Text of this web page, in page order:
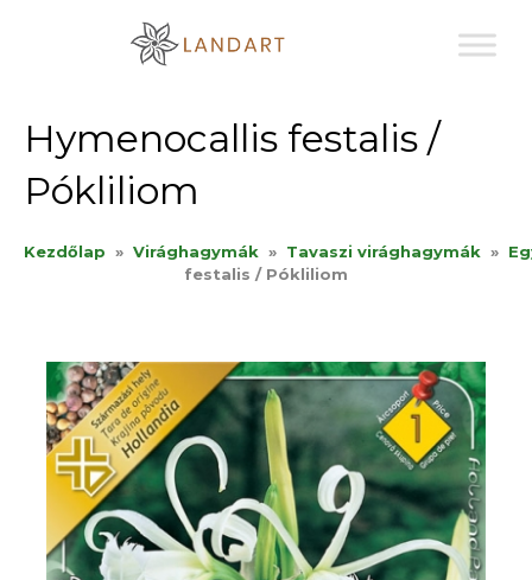
Hymenocallis festalis /
Pókliliom
Kezdőlap » Virághagymák » Tavaszi virághagymák »
festalis / Pókliliom